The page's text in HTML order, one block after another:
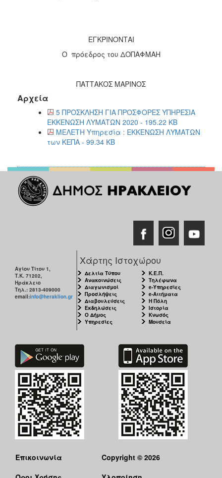
ΕΓΚΡΙΝΟΝΤΑΙ
Ο πρόεδρος του ΔΟΠΑΦΜΑΗ
ΠΑΤΤΑΚΟΣ ΜΑΡΙΝΟΣ
Αρχεία
5 ΠΡΟΣΚΛΗΣΗ ΓΙΑ ΠΡΟΣΦΟΡΕΣ ΥΠΗΡΕΣΙΑ
ΕΚΚΕΝΩΣΗ ΛΥΜΑΤΩΝ 2020 - 195.22 KB
ΜΕΛΕΤΗ Υπηρεσία : ΕΚΚΕΝΩΣΗ ΛΥΜΑΤΩΝ
των ΚΕΠΑ - 99.34 KB
Αγίου Τίτου 1,
Τ.Κ. 71202,
Ηράκλειο
Τηλ.: 2813-409000
email:info@heraklion.gr
Χάρτης Ιστοχώρου
Δελτία Τύπου
Ανακοινώσεις
Διαγωνισμοί
Προσλήψεις
Διαβουλεύσεις
Εκδηλώσεις
Ο Δήμος
Υπηρεσίες
Κ.Ε.Π.
Τηλέφωνα
e-Υπηρεσίες
e-Αιτήματα
Η Πόλη
Ιστορία
Κνωσός
Μουσεία
Επικοινωνία
Copyright © 2026